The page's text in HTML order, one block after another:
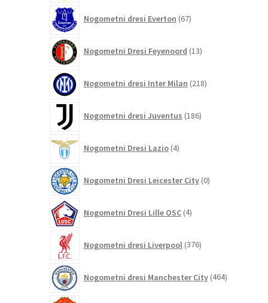
Nogometni dresi Everton 67izdelkov
Nogometni Dresi Feyenoord 13izdelkov
Nogometni dresi Inter Milan 218izdelkov
Nogometni dresi Juventus 186izdelkov
Nogometni Dresi Lazio 4izdelki
Nogometni Dresi Leicester City 0izdelkov
Nogometni Dresi Lille OSC 4izdelki
Nogometni dresi Liverpool 376izdelkov
Nogometni dresi Manchester City 464izdelkov